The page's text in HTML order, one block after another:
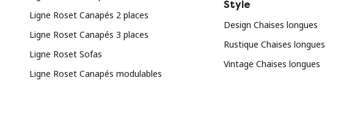
Ligne Roset Canapés 2 places
Ligne Roset Canapés 3 places
Ligne Roset Sofas
Ligne Roset Canapés modulables
Style
Design Chaises longues
Rustique Chaises longues
Vintage Chaises longues